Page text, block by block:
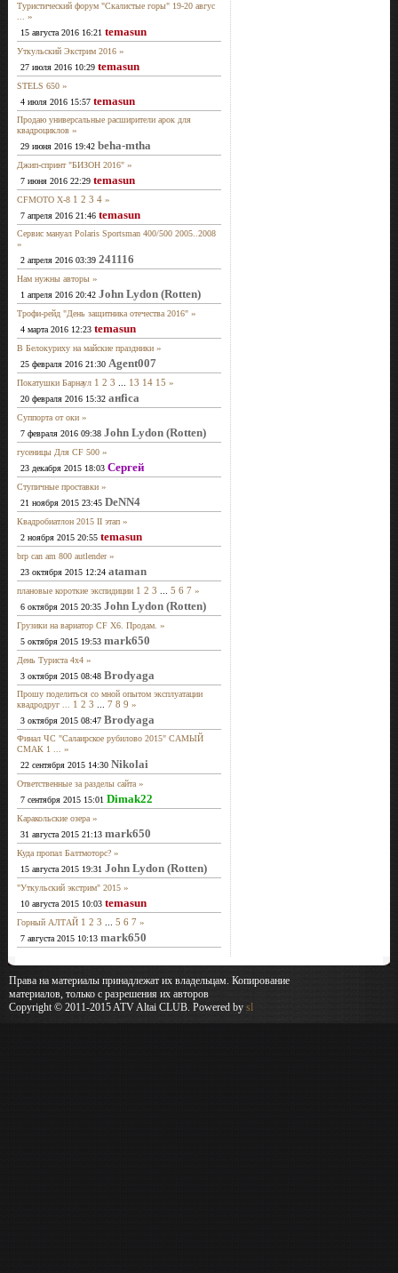
Туристический форум "Скалистые горы" 19-20 авгус
»
15 августа 2016 16:21 temasun
Уткульский Экстрим 2016 »
27 июля 2016 10:29 temasun
STELS 650 »
4 июля 2016 15:57 temasun
Продаю универсальные расширители арок для
квадроциклов »
29 июня 2016 19:42 beha-mtha
Джип-спринт "БИЗОН 2016" »
7 июня 2016 22:29 temasun
CFMOTO X-8 1 2 3 4 »
7 апреля 2016 21:46 temasun
Сервис мануал Polaris Sportsman 400/500 2005..2008
»
2 апреля 2016 03:39 241116
Нам нужны авторы »
1 апреля 2016 20:42 John Lydon (Rotten)
Трофи-рейд "День защитника отечества 2016" »
4 марта 2016 12:23 temasun
В Белокуриху на майские праздники »
25 февраля 2016 21:30 Agent007
Покатушки Барнаул 1 2 3 13 14 15 »
20 февраля 2016 15:32 анfiса
Суппорта от оки »
7 февраля 2016 09:38 John Lydon (Rotten)
гусеницы Для CF 500 »
23 декабря 2015 18:03 Сергей
Ступичные проставки »
21 ноября 2015 23:45 DeNN4
Квадробиатлон 2015 II этап »
2 ноября 2015 20:55 temasun
brp can am 800 autlender »
23 октября 2015 12:24 ataman
плановые короткие экспидиции 1 2 3 5 6 7 »
6 октября 2015 20:35 John Lydon (Rotten)
Грузики на вариатор CF X6. Продам. »
5 октября 2015 19:53 mark650
День Туриста 4х4 »
3 октября 2015 08:48 Brodyaga
Прошу поделиться со мной опытом эксплуатации
квадродруг ...
1 2 3 7 8 9 »
3 октября 2015 08:47 Brodyaga
Финал ЧС "Салаирское рубилово 2015" САМЫЙ
СМАК 1 ...
»
22 сентября 2015 14:30 Nikolai
Ответственные за разделы сайта »
7 сентября 2015 15:01 Dimak22
Каракольские озера »
31 августа 2015 21:13 mark650
Куда пропал Балтмоторс? »
15 августа 2015 19:31 John Lydon (Rotten)
"Уткульский экстрим" 2015 »
10 августа 2015 10:03 temasun
Горный АЛТАЙ 1 2 3 5 6 7 »
7 августа 2015 10:13 mark650
Права на материалы принадлежат их владельцам. Копирование
материалов, только с разрешения их авторов
Copyright © 2011-2015 ATV Altai CLUB. Powered by sl